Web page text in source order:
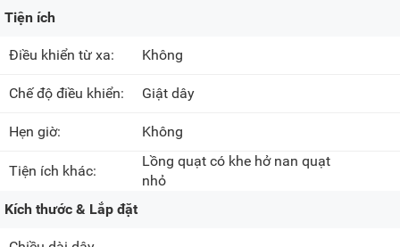
Tiện ích
Điều khiển từ xa: Không
Chế độ điều khiển: Giật dây
Hẹn giờ: Không
Tiện ích khác:
Lồng quạt có khe hở nan quạt
nhỏ
Kích thước & Lắp đặt